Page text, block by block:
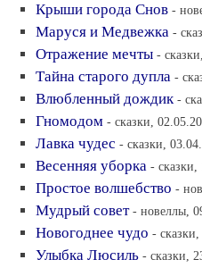
Крыши города Снов -
Маруся и Медвежка -
Отражение мечты -
Тайна старого дупла -
Влюбленный дождик -
Гномодом - сказки,
Лавка чудес - сказки,
Весенняя уборка - сказки,
Простое волшебство -
Мудрый совет - новеллы,
Новогоднее чудо -
Улыбка Люсиль - сказки,